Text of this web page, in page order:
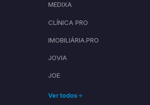
MEDIXA
CLÍNICA PRO
IMOBILIÁRIA.PRO
JOVIA
JOE
Ver todos